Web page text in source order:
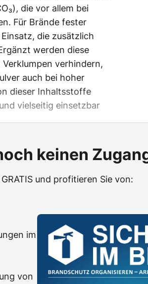
die vor allem bei
Für Brände fester
die zusätzlich
werden diese
verhindern,
auch bei hoher
dieser Inhaltsstoffe
vielseitig einsetzbar
keinen
und profitieren Sie von:
im
von